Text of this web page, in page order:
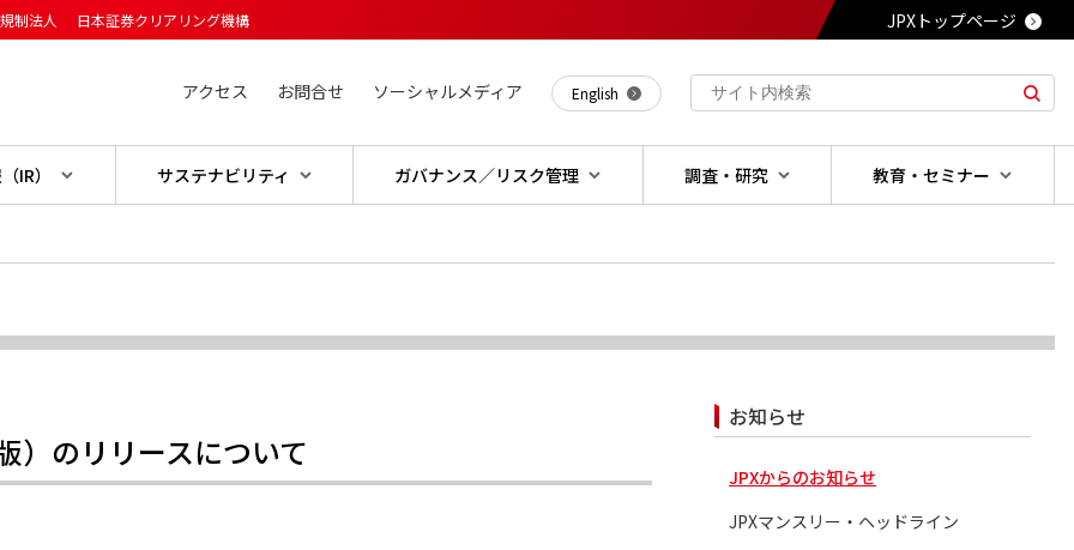
制法人 日本証券クリアリング機構 JPXトップページ
IR） サステナビリティ ガバナンス／リスク管理 調査・研究 教育・セミナー
アクセス お問合せ ソーシャルメディア English
）のリリースについて
お知らせ
JPXからのお知らせ
JPXマンスリー・ヘッドライン